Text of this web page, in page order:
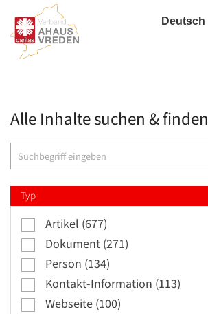
Zum Inhalt springen
Alle Inhalte suchen & finden
Suche
Typ
Artikel (677)
Dokument (271)
Person (134)
Kontakt-Information (113)
Webseite (100)